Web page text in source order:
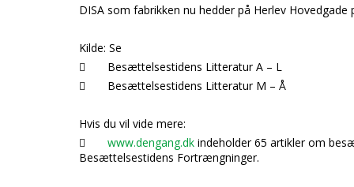
DISA som fabrikken nu hedder på Herlev Hovedgade
Kilde: Se

Besættelsestidens Litteratur A – L

Besættelsestidens Litteratur M – Å
Hvis du vil vide mere:

www.dengang.dk indeholder 65 artikler om
Besættelsestidens Fortrængninger.